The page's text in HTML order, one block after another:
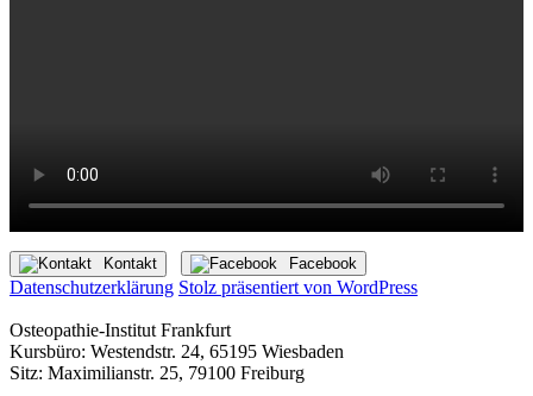
Kontakt Facebook
Datenschutzerklärung Stolz präsentiert von WordPress
Osteopathie-Institut Frankfurt
Kursbüro: Westendstr. 24, 65195 Wiesbaden
Sitz: Maximilianstr. 25, 79100 Freiburg